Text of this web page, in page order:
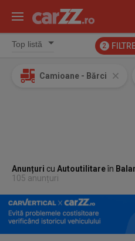
2
Camioane - Bărci
Anunțuri cuAutoutilitareîn
105 anunțuri